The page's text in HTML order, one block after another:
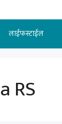
लाईफस्टाईल
RS